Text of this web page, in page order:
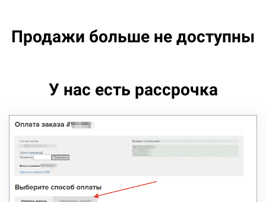
Продажи больше не доступны
У нас есть рассрочка